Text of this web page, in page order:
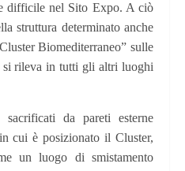
difficile nel Sito Expo. A ciò
struttura determinato anche
Biomediterraneo” sulle
si rileva in tutti gli altri luoghi
da pareti esterne
cui è posizionato il Cluster,
un luogo di smistamento